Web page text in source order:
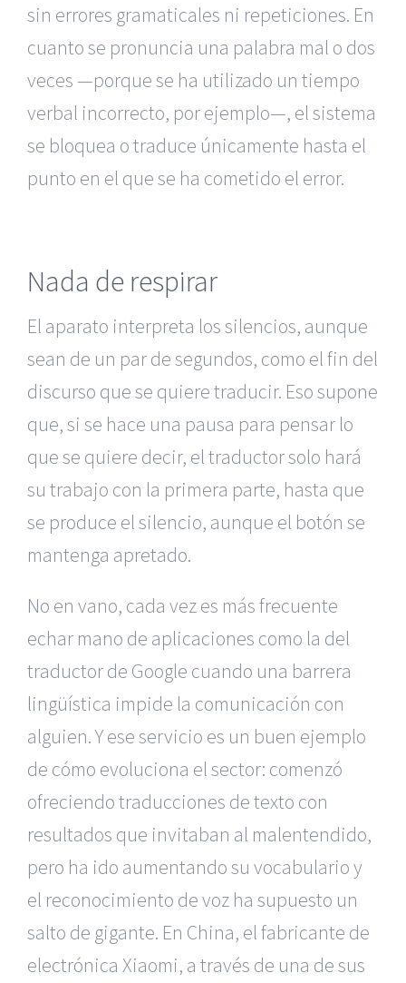
sin errores gramaticales ni repeticiones. En
cuanto se pronuncia una palabra mal o dos
veces —porque se ha utilizado un tiempo
verbal incorrecto, por ejemplo—, el sistema
se bloquea o traduce únicamente hasta el
punto en el que se ha cometido el error.
Nada de respirar
El aparato interpreta los silencios, aunque
sean de un par de segundos, como el fin del
discurso que se quiere traducir. Eso supone
que, si se hace una pausa para pensar lo
que se quiere decir, el traductor solo hará
su trabajo con la primera parte, hasta que
se produce el silencio, aunque el botón se
mantenga apretado.
No en vano, cada vez es más frecuente
echar mano de aplicaciones como la del
traductor de Google cuando una barrera
lingüística impide la comunicación con
alguien. Y ese servicio es un buen ejemplo
de cómo evoluciona el sector: comenzó
ofreciendo traducciones de texto con
resultados que invitaban al malentendido,
pero ha ido aumentando su vocabulario y
el reconocimiento de voz ha supuesto un
salto de gigante. En China, el fabricante de
electrónica Xiaomi, a través de una de sus